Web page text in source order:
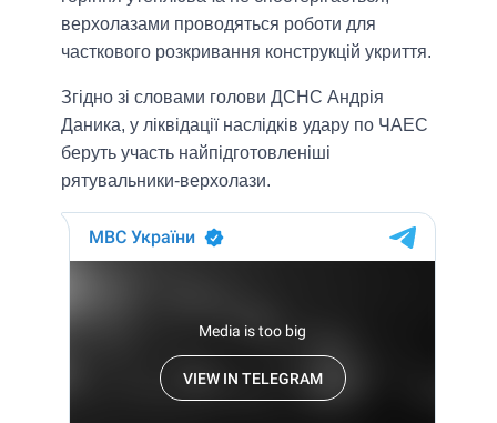
верхолазами проводяться роботи для
часткового розкривання конструкцій укриття.
Згідно зі словами голови ДСНС Андрія
Даника, у ліквідації наслідків удару по ЧАЕС
беруть участь найпідготовленіші
рятувальники-верхолази.